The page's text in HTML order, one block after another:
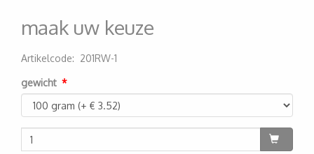
maak uw keuze
Artikelcode: 201RW-1
gewicht